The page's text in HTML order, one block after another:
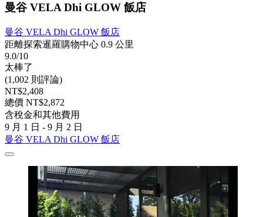
曼谷 VELA Dhi GLOW 飯店
曼谷 VELA Dhi GLOW 飯店
距離探索暹羅購物中心 0.9 公里
9.0/10
太棒了
(1,002 則評論)
NT$2,408
總價 NT$2,872
含稅金和其他費用
9 月 1 日 - 9 月 2 日
曼谷 VELA Dhi GLOW 飯店